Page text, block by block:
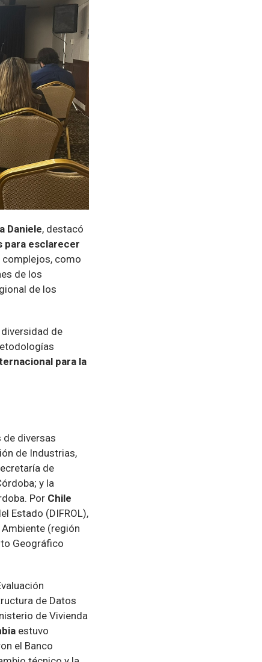
Daniele, destacó
para esclarecer
como
de los
de los
de
para la
de diversas
de Industrias,
de
y la
Por Chile
Estado (DIFROL),
Ambiente (región
Geográfico
de Datos
de Vivienda
estuvo
el Banco